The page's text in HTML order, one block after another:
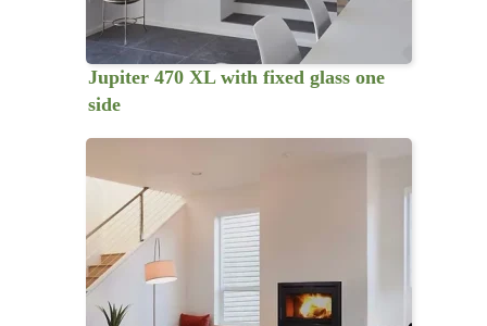
Jupiter 470 XL with fixed glass one
side